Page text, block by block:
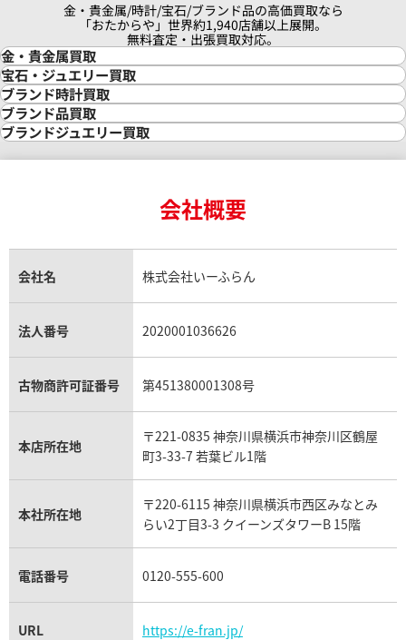
金・貴金属/時計/宝石/ブランド品の高価買取なら
「おたからや」世界約1,940店舗以上展開。
無料査定・出張買取対応。
金・貴金属買取
金買取
金の相場価格情報
金の参考買取価格一覧
インゴット買取
インゴットの相場価格情報
24金買取
金貨買取
貴金属買取
銀・シルバー買取
パラジウム買取
宝石・ジュエリー買取
宝石・ジュエリー買取
ダイヤモンド買取
ダイヤモンド・宝石の参考価格一覧
リング・結婚指輪買取
エメラルド買取
トパーズ買取
タンザナイト買取
キャッツアイ買取
アクアマリン買取
ブランド時計買取
時計買取
ロレックス買取
ロレックス デイトナ買取
ロレックス サブマリーナー買取
ロレックス エクスプローラー買取
ロレックス デイトジャスト買取
パテック フィリップノーチラス買取
ヴァシュロン・コンスタンタン買取
オメガ買取
カルティエ買取
フランク ミュラー買取
リシャール・ミル買取
パネライ買取
チューダー（チュードル）買取
ブランド品買取
ブランド買取
シャネル マトラッセ買取
セリーヌ買取
プラダ買取
ブランドジュエリー買取
ヴァンクリーフ＆アーペル買取
ショーメ買取
ダミアーニ買取
モーブッサン買取
会社概要
会社名 株式会社いーふらん
法人番号 2020001036626
古物商許可証番号 第451380001308号
本店所在地
〒221-0835 神奈川県横浜市神奈川区鶴屋
町3-33-7 若葉ビル1階
本社所在地
〒220-6115 神奈川県横浜市西区みなとみ
らい2丁目3-3 クイーンズタワーB 15階
電話番号 0120-555-600
URL https://e-fran.jp/